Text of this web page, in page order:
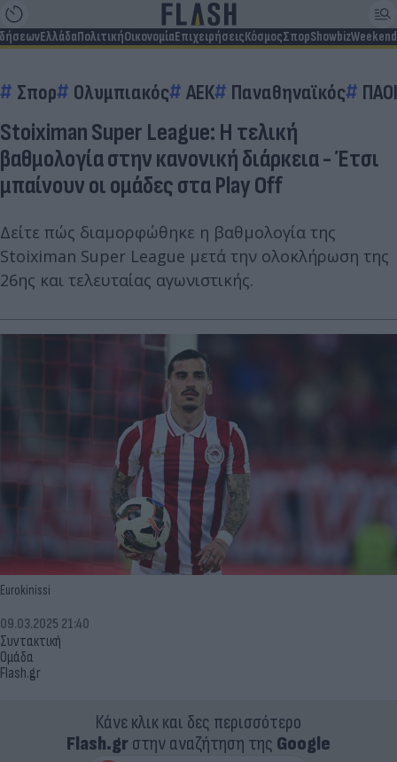
ΕλλάδαΠολιτικήΟικονομίαΕπιχειρήσειςΚόσμοςΣπορShowbizWeekend
Σπορ Ολυμπιακός ΑΕΚ Παναθηναϊκός
Stoiximan Super League: Η τελική
βαθμολογία στην κανονική διάρκεια - Έτσι
μπαίνουν οι ομάδες στα Play Off
Δείτε πώς διαμορφώθηκε η βαθμολογία της
Stoiximan Super League μετά την ολοκλήρωση της
26ης και τελευταίας αγωνιστικής.
Eurokinissi
Συντακτική
Ομάδα
Flash.gr
09.03.2025 21:40
Κάνε κλικ και δες περισσότερο
Flash.grστην αναζήτηση της Google